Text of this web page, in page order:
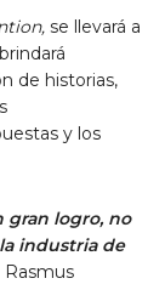
se llevará a
de historias,
y los
gran logro, no
industria de